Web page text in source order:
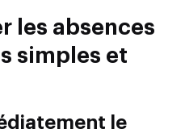
les absences
simples et
le